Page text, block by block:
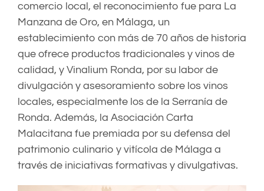
comercio local, el reconocimiento fue para La
Manzana de Oro, en Málaga, un
establecimiento con más de 70 años de historia
que ofrece productos tradicionales y vinos de
calidad, y Vinalium Ronda, por su labor de
divulgación y asesoramiento sobre los vinos
locales, especialmente los de la Serranía de
Ronda. Además, la Asociación Carta
Malacitana fue premiada por su defensa del
patrimonio culinario y vitícola de Málaga a
través de iniciativas formativas y divulgativas.